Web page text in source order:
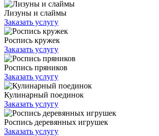
Лизуны и слаймы
Заказать услугу
Роспись кружек
Заказать услугу
Роспись пряников
Заказать услугу
Кулинарный поединок
Заказать услугу
Роспись деревянных игрушек
Заказать услугу